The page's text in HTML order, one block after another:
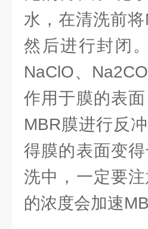
水，在清洗前
然后进行封闭
NaClO、
作用于膜的表
MBR膜进行反
得膜的表面变
洗中，一定要
的浓度会加速